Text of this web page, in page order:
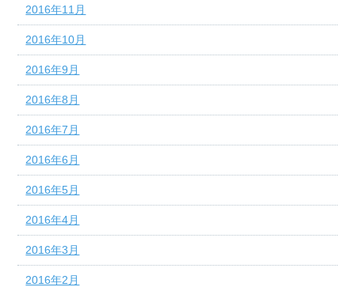
2016年11月
2016年10月
2016年9月
2016年8月
2016年7月
2016年6月
2016年5月
2016年4月
2016年3月
2016年2月